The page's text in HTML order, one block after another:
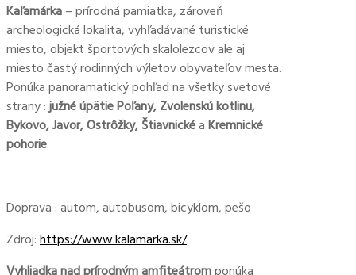
Kaľamárka– prírodná pamiatka, zároveň
archeologická lokalita, vyhľadávané turistické
miesto, objekt športových skalolezcov ale aj
miesto častý rodinných výletov obyvateľov mesta.
Ponúka panoramatický pohľad na všetky svetové
strany :južné úpätie Poľany, Zvolenskú kotlinu,
Bykovo, Javor, Ostrôžky, ŠtiavnickéaKremnické
pohorie.
Doprava : autom, autobusom, bicyklom, pešo
Zdroj:https://www.kalamarka.sk/